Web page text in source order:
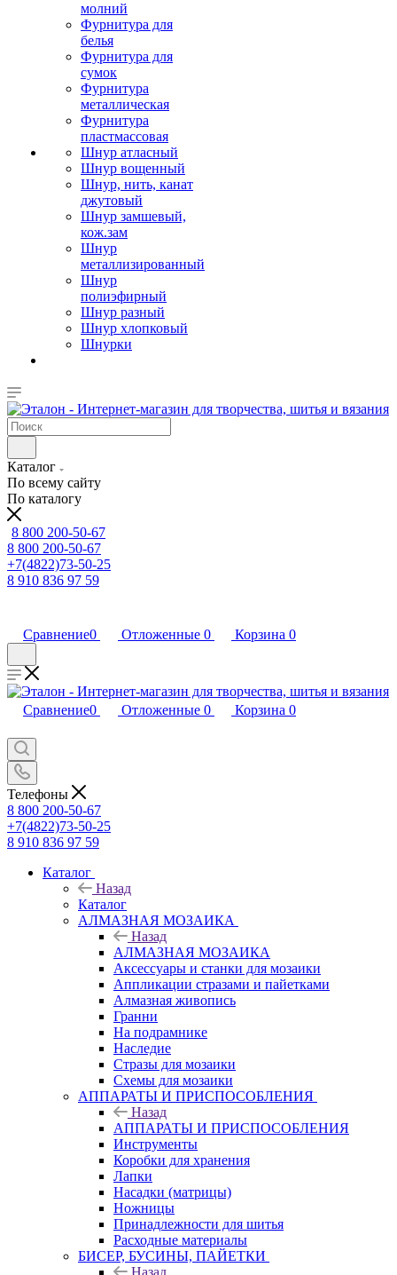
молний
Фурнитура для
белья
Фурнитура для
сумок
Фурнитура
металлическая
Фурнитура
пластмассовая
Шнур атласный
Шнур вощенный
Шнур, нить, канат
джутовый
Шнур замшевый,
кож.зам
Шнур
металлизированный
Шнур
полиэфирный
Шнур разный
Шнур хлопковый
Шнурки
Каталог
По всему сайту
По каталогу
8 800 200-50-67
8 800 200-50-67
+7(4822)73-50-25
8 910 836 97 59
Сравнение0 Отложенные 0 Корзина 0
Сравнение0 Отложенные 0 Корзина 0
Телефоны
8 800 200-50-67
+7(4822)73-50-25
8 910 836 97 59
Каталог
Назад
Каталог
АЛМАЗНАЯ МОЗАИКА
Назад
АЛМАЗНАЯ МОЗАИКА
Аксессуары и станки для мозаики
Аппликации стразами и пайетками
Алмазная живопись
Гранни
На подрамнике
Наследие
Стразы для мозаики
Схемы для мозаики
АППАРАТЫ И ПРИСПОСОБЛЕНИЯ
Назад
АППАРАТЫ И ПРИСПОСОБЛЕНИЯ
Инструменты
Коробки для хранения
Лапки
Насадки (матрицы)
Ножницы
Принадлежности для шитья
Расходные материалы
БИСЕР, БУСИНЫ, ПАЙЕТКИ
Назад